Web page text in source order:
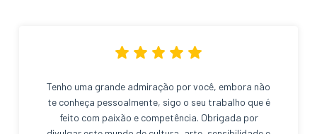
Tenho uma grande admiração por você, embora não
te conheça pessoalmente, sigo o seu trabalho que é
feito com paixão e competência. Obrigada por